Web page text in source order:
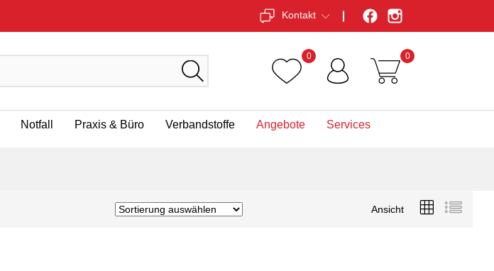
Kontakt
0 0
Notfall Praxis & Büro Verbandstoffe Angebote Services
Ansicht